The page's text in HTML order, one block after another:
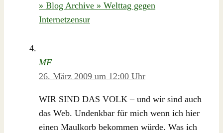
» Blog Archive » Welttag gegen
Internetzensur
MF
26. März 2009 um 12:00 Uhr
WIR SIND DAS VOLK – und wir sind auch
das Web. Undenkbar für mich wenn ich hier
einen Maulkorb bekommen würde. Was ich